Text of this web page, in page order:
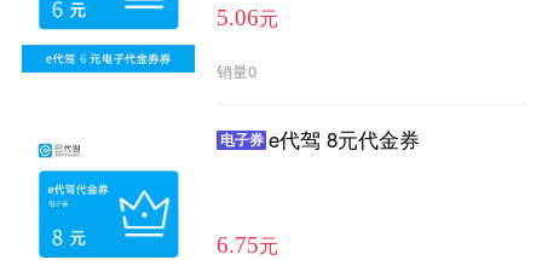
5.06元
销量0
电子券 e代驾 8元代金券
6.75元